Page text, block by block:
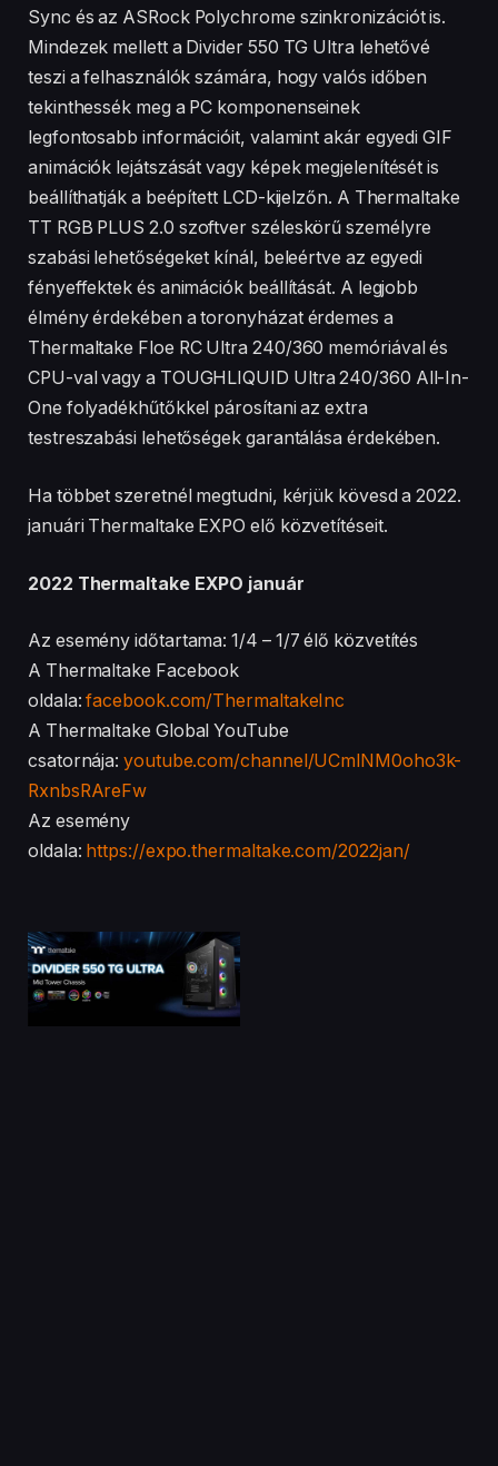
Sync és az ASRock Polychrome szinkronizációt is.
Mindezek mellett a Divider 550 TG Ultra lehetővé
teszi a felhasználók számára, hogy valós időben
tekinthessék meg a PC komponenseinek
legfontosabb információit, valamint akár egyedi GIF
animációk lejátszását vagy képek megjelenítését is
beállíthatják a beépített LCD-kijelzőn. A Thermaltake
TT RGB PLUS 2.0 szoftver széleskörű személyre
szabási lehetőségeket kínál, beleértve az egyedi
fényeffektek és animációk beállítását. A legjobb
élmény érdekében a toronyházat érdemes a
Thermaltake Floe RC Ultra 240/360 memóriával és
CPU-val vagy a TOUGHLIQUID Ultra 240/360 All-In-
One folyadékhűtőkkel párosítani az extra
testreszabási lehetőségek garantálása érdekében.
Ha többet szeretnél megtudni, kérjük kövesd a 2022.
januári Thermaltake EXPO elő közvetítéseit.​​​​​​​
2022 Thermaltake EXPO január
Az esemény időtartama: 1/4 – 1/7 élő közvetítés
A Thermaltake Facebook
oldala:facebook.com/ThermaltakeInc
A Thermaltake Global YouTube
csatornája:youtube.com/channel/UCmlNM0oho3k-
RxnbsRAreFw
Az esemény
oldala: https://expo.thermaltake.com/2022jan/